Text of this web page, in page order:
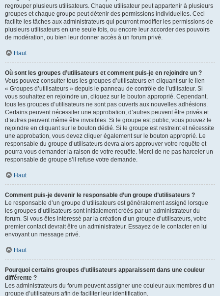
regrouper plusieurs utilisateurs. Chaque utilisateur peut appartenir à plusieurs
groupes et chaque groupe peut détenir des permissions individuelles. Ceci
facilite les tâches aux administrateurs qui pourront modifier les permissions de
plusieurs utilisateurs en une seule fois, ou encore leur accorder des pouvoirs
de modération, ou bien leur donner accès à un forum privé.
Haut
Où sont les groupes d’utilisateurs et comment puis-je en rejoindre un ?
Vous pouvez consulter tous les groupes d’utilisateurs en cliquant sur le lien
« Groupes d’utilisateurs » depuis le panneau de contrôle de l’utilisateur. Si
vous souhaitez en rejoindre un, cliquez sur le bouton approprié. Cependant,
tous les groupes d’utilisateurs ne sont pas ouverts aux nouvelles adhésions.
Certains peuvent nécessiter une approbation, d’autres peuvent être privés et
d’autres peuvent même être invisibles. Si le groupe est public, vous pouvez le
rejoindre en cliquant sur le bouton dédié. Si le groupe est restreint et nécessite
une approbation, vous devez cliquer également sur le bouton approprié. Le
responsable du groupe d’utilisateurs devra alors approuver votre requête et
pourra vous demander la raison de votre requête. Merci de ne pas harceler un
responsable de groupe s’il refuse votre demande.
Haut
Comment puis-je devenir le responsable d’un groupe d’utilisateurs ?
Le responsable d’un groupe d’utilisateurs est généralement assigné lorsque
les groupes d’utilisateurs sont initialement créés par un administrateur du
forum. Si vous êtes intéressé par la création d’un groupe d’utilisateurs, votre
premier contact devrait être un administrateur. Essayez de le contacter en lui
envoyant un message privé.
Haut
Pourquoi certains groupes d’utilisateurs apparaissent dans une couleur
différente ?
Les administrateurs du forum peuvent assigner une couleur aux membres d’un
groupe d’utilisateurs afin de faciliter leur identification.